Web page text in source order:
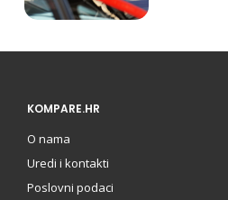
KOMPARE.HR
O nama
Uredi i kontakti
Poslovni podaci